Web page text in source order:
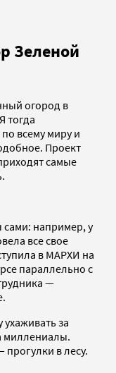
Зеленой
огород в
тогда
всему миру и
Проект
самые
например, у
все свое
в МАРХИ на
параллельно с
—
за
миллениалы.
в лесу.